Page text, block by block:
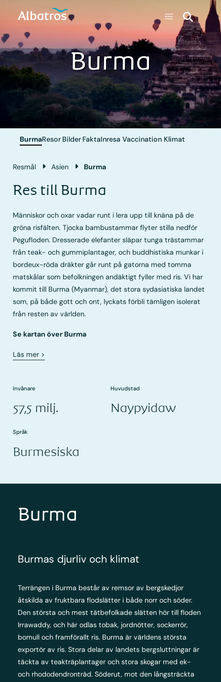
Burma
BurmaResor Bilder FaktaInresa Vaccination Klimat
Resmål Asien Burma
Res till Burma
Människor och oxar vadar runt i lera upp till knäna på de
gröna risfälten. Tjocka bambustammar flyter stilla nedför
Pegufloden. Dresserade elefanter släpar tunga trästammar
från teak- och gummiplantager, och buddhistiska munkar i
bordeux-röda dräkter går runt på gatorna med tomma
matskålar som befolkningen andäktigt fyller med ris. Vi har
kommit till Burma (Myanmar), det stora sydasiatiska landet
som, på både gott och ont, lyckats förbli tämligen isolerat
från resten av världen.
Se kartan över Burma
Läs mer >
Invånare
57,5 milj.
Huvudstad
Naypyidaw
Språk
Burmesiska
Burma
Burmas djurliv och klimat
Terrängen i Burma består av remsor av bergskedjor
åtskilda av fruktbara flodslätter i både norr och söder.
Den största och mest tätbefolkade slätten hör till floden
Irrawaddy, och här odlas tobak, jordnötter, sockerrör,
bomull och framförallt ris. Burma är världens största
exportör av ris. Stora delar av landets bergsluttningar är
täckta av teakträplantager och stora skogar med ek-
och rhododendronträd. Söderut, mot den långsträckta